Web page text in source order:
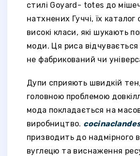
стилі Goyard- totes до
натхнених Гуччі, їх каталог
високі класи, які шукають
моди. Ця риса відчувається
не фабрикований чи
Дупи сприяють швидкій
головною проблемою
мода покладається на
виробництво.
призводить до надмірного
вуглецю та виснаження